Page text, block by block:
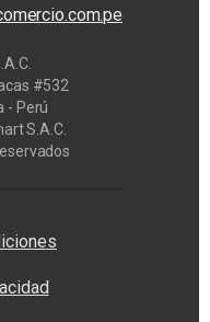
#532
- Perú
S.A.C.